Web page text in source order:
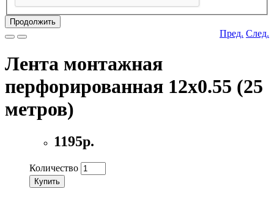
Продолжить
Пред. След.
Лента монтажная
перфорированная 12х0.55 (25
метров)
1195р.
Количество
Купить